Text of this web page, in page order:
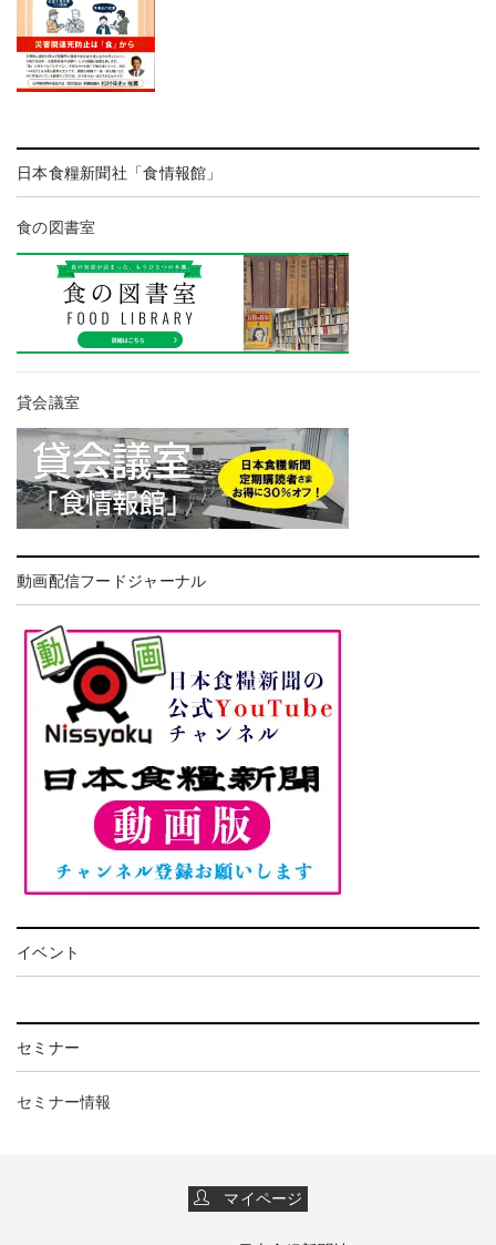
日本食糧新聞社「食情報館」
食の図書室
貸会議室
動画配信フードジャーナル
イベント
セミナー
セミナー情報
マイページ